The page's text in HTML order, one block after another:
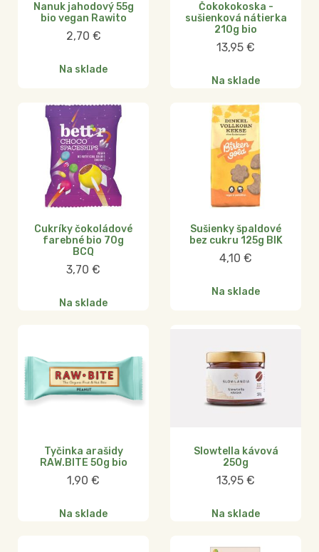
Nanuk jahodový 55g
bio vegan Rawito
2,70 €
Na sklade
Čokokokoska -
sušienková nátierka
210g bio
13,95 €
Na sklade
Cukríky čokoládové
farebné bio 70g
BCQ
3,70 €
Na sklade
Sušienky špaldové
bez cukru 125g BIK
4,10 €
Na sklade
Tyčinka arašidy
RAW.BITE 50g bio
1,90 €
Na sklade
Slowtella kávová
250g
13,95 €
Na sklade